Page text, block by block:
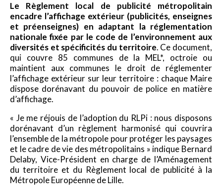
Le Règlement local de publicité métropolitain
encadre l’affichage extérieur (publicités, enseignes
et préenseignes) en adaptant la réglementation
nationale fixée par le code de l’environnement aux
diversités et spécificités du territoire. Ce document,
qui couvre 85 communes de la MEL*, octroie ou
maintient aux communes le droit de réglementer
l’affichage extérieur sur leur territoire : chaque Maire
dispose dorénavant du pouvoir de police en matière
d’affichage.
« Je me réjouis de l’adoption du RLPi : nous disposons
dorénavant d’un règlement harmonisé qui couvrira
l’ensemble de la métropole pour protéger les paysages
et le cadre de vie des métropolitains » indique Bernard
Delaby, Vice-Président en charge de l’Aménagement
du territoire et du Règlement local de publicité à la
Métropole Européenne de Lille.